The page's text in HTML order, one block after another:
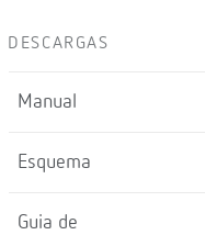
DESCARGAS
Manual
Esquema
Guia de